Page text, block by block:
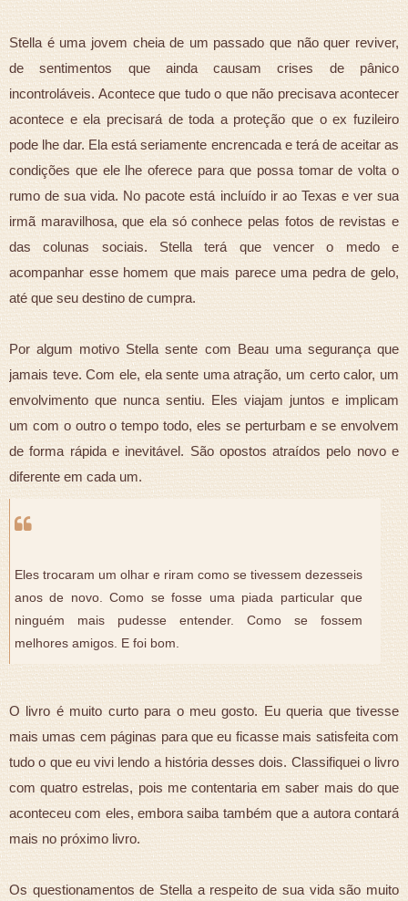
Stella é uma jovem cheia de um passado que não quer reviver,
de sentimentos que ainda causam crises de pânico
incontroláveis. Acontece que tudo o que não precisava acontecer
acontece e ela precisará de toda a proteção que o ex fuzileiro
pode lhe dar. Ela está seriamente encrencada e terá de aceitar as
condições que ele lhe oferece para que possa tomar de volta o
rumo de sua vida. No pacote está incluído ir ao Texas e ver sua
irmã maravilhosa, que ela só conhece pelas fotos de revistas e
das colunas sociais. Stella terá que vencer o medo e
acompanhar esse homem que mais parece uma pedra de gelo,
até que seu destino de cumpra.
Por algum motivo Stella sente com Beau uma segurança que
jamais teve. Com ele, ela sente uma atração, um certo calor, um
envolvimento que nunca sentiu. Eles viajam juntos e implicam
um com o outro o tempo todo, eles se perturbam e se envolvem
de forma rápida e inevitável. São opostos atraídos pelo novo e
diferente em cada um.
Eles trocaram um olhar e riram como se tivessem dezesseis
anos de novo. Como se fosse uma piada particular que
ninguém mais pudesse entender. Como se fossem
melhores amigos. E foi bom.
O livro é muito curto para o meu gosto. Eu queria que tivesse
mais umas cem páginas para que eu ficasse mais satisfeita com
tudo o que eu vivi lendo a história desses dois. Classifiquei o livro
com quatro estrelas, pois me contentaria em saber mais do que
aconteceu com eles, embora saiba também que a autora contará
mais no próximo livro.
Os questionamentos de Stella a respeito de sua vida são muito